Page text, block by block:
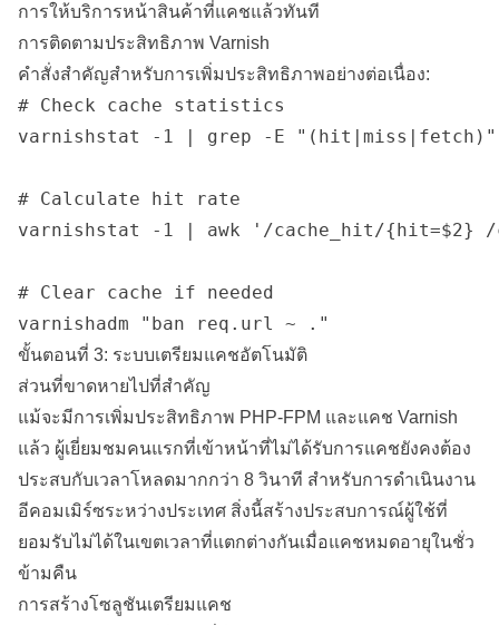
การให้บริการหน้าสินค้าที่แคชแล้วทันที
การติดตามประสิทธิภาพ Varnish
คำสั่งสำคัญสำหรับการเพิ่มประสิทธิภาพอย่างต่อเนื่อง:
# Check cache statistics
varnishstat -1 | grep -E "(hit|miss|fetch)"
# Calculate hit rate
varnishstat -1 | awk '/cache_hit/{hit=$2} /
# Clear cache if needed
ขั้นตอนที่ 3: ระบบเตรียมแคชอัตโนมัติ
ส่วนที่ขาดหายไปที่สำคัญ
แม้จะมีการเพิ่มประสิทธิภาพ PHP-FPM และแคช Varnish
แล้ว ผู้เยี่ยมชมคนแรกที่เข้าหน้าที่ไม่ได้รับการแคชยังคงต้อง
ประสบกับเวลาโหลดมากกว่า 8 วินาที สำหรับการดำเนินงาน
อีคอมเมิร์ซระหว่างประเทศ สิ่งนี้สร้างประสบการณ์ผู้ใช้ที่
ยอมรับไม่ได้ในเขตเวลาที่แตกต่างกันเมื่อแคชหมดอายุในชั่ว
ข้ามคืน
การสร้างโซลูชันเตรียมแคช